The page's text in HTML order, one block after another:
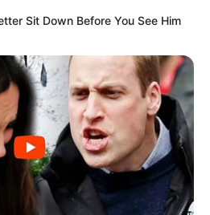
Sit Down Before You See Him